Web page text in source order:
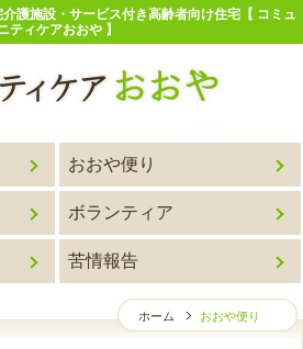
護施設・サービス付き高齢者向け住宅【 コミュ
ティケアおおや 】
おおや便り
ボランティア
苦情報告
ホーム おおや便り